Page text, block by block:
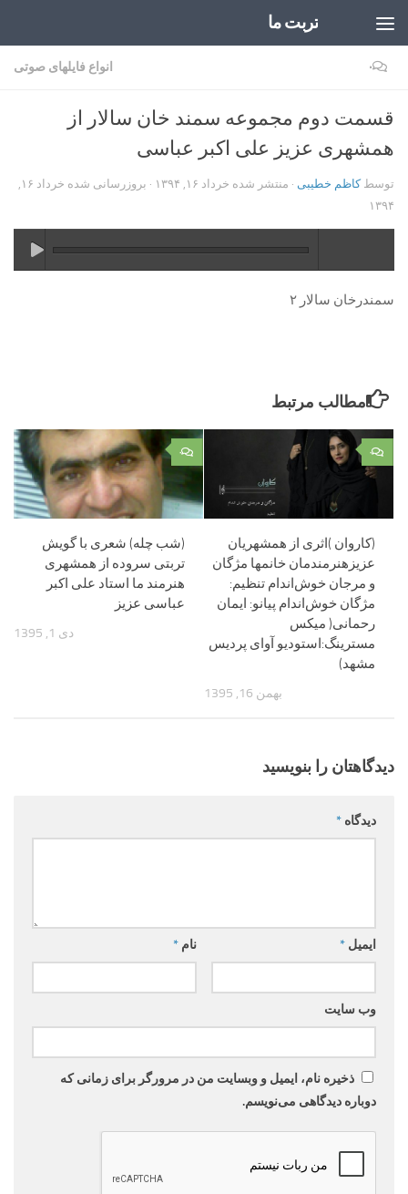
تربت ما
انواع فایلهای صوتی ۰
قسمت دوم مجموعه سمند خان سالار از
همشهری عزیز علی اکبر عباسی
توسطکاظم خطیبی · منتشر شده خرداد ۱۶, ۱۳۹۴ · بروزرسانی شده
خرداد ۱۶,
۱۳۹۴
سمندرخان سالار ۲
مطالب مرتبط
۰
(شب چله) شعری با گویش
تربتی سروده از همشهری
هنرمند ما استاد علی اکبر
عباسی عزیز
دی 1, 1395
۰
(کاروان )اثری از همشهریان
عزیزهنرمندمان خانمها مژگان
و مرجان خوش‌اندام تنظیم:
مژگان خوش‌اندام پیانو: ایمان
رحمانی( میکس
مسترینگ:استودیو آوای پردیس
مشهد)
بهمن 16, 1395
دیدگاهتان را بنویسید
دیدگاه *
نام * ایمیل *
وب‌ سایت
ذخیره نام، ایمیل و وبسایت من در مرورگر برای زمانی که
دوباره دیدگاهی می‌نویسم.